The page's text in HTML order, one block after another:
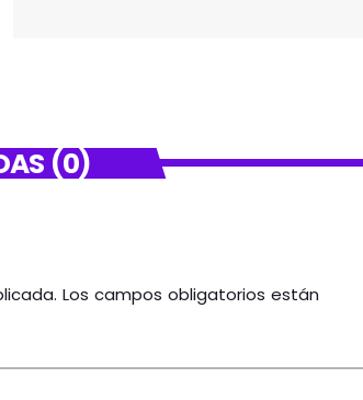
(0)
Los campos obligatorios están